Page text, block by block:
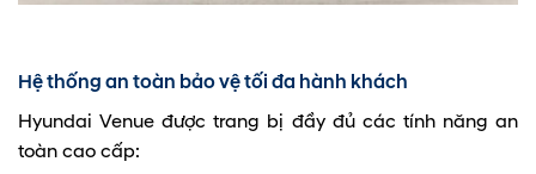
Hệ thống an toàn bảo vệ tối đa hành khách
Hyundai Venue được trang bị đầy đủ các tính năng an
toàn cao cấp: